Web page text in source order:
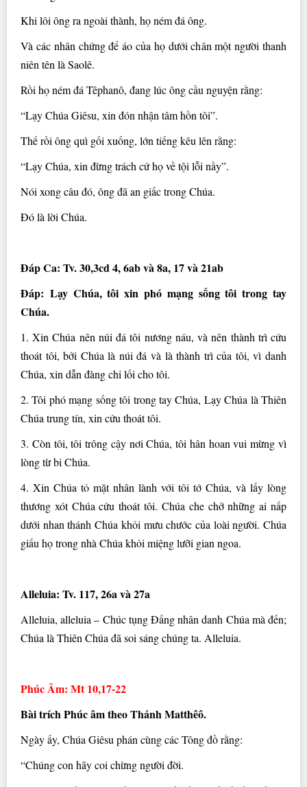
Khi lôi ông ra ngoài thành, họ ném đá ông.
Và các nhân chứng để áo của họ dưới chân một người thanh
niên tên là Saolê.
Rồi họ ném đá Têphanô, đang lúc ông cầu nguyện rằng:
“Lạy Chúa Giêsu, xin đón nhận tâm hồn tôi”.
Thế rồi ông quì gối xuống, lớn tiếng kêu lên rằng:
“Lạy Chúa, xin đừng trách cứ họ về tội lỗi nầy”.
Nói xong câu đó, ông đã an giấc trong Chúa.
Ðó là lời Chúa.
Ðáp Ca: Tv. 30,3cd 4, 6ab và 8a, 17 và 21ab
Ðáp: Lạy Chúa, tôi xin phó mạng sống tôi trong tay
Chúa.
1. Xin Chúa nên núi đá tôi nương náu, và nên thành trì cứu
thoát tôi, bởi Chúa là núi đá và là thành trì của tôi, vì danh
Chúa, xin dẫn đàng chỉ lối cho tôi.
2. Tôi phó mạng sống tôi trong tay Chúa, Lạy Chúa là Thiên
Chúa trung tín, xin cứu thoát tôi.
3. Còn tôi, tôi trông cậy nơi Chúa, tôi hân hoan vui mừng vì
lòng từ bi Chúa.
4. Xin Chúa tỏ mặt nhân lành với tôi tớ Chúa, và lấy lòng
thương xót Chúa cứu thoát tôi. Chúa che chở những ai nấp
dưới nhan thánh Chúa khỏi mưu chước của loài người. Chúa
giấu họ trong nhà Chúa khỏi miệng lưỡi gian ngoa.
Alleluia: Tv. 117, 26a và 27a
Alleluia, alleluia – Chúc tụng Ðấng nhân danh Chúa mà đến;
Chúa là Thiên Chúa đã soi sáng chúng ta. Alleluia.
Phúc Âm: Mt 10,17-22
Bài trích Phúc âm theo Thánh Matthêô.
Ngày ấy, Chúa Giêsu phán cùng các Tông đồ rằng:
“Chúng con hãy coi chừng người đời.